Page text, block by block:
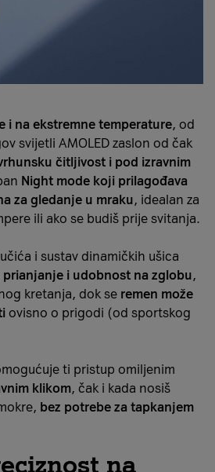
i na ekstremne temperature, od
svijetli AMOLED zaslon od čak
čitljivost i pod izravnim
Night mode koji prilagođava
za gledanje u mraku, idealan za
ili ako se budiš prije svitanja.
i sustav dinamičkih ušica
prianjanje i udobnost na zglobu,
kretanja, dok se remen može
ovisno o prigodi (od sportskog
ti pristup omiljenim
klikom, čak i kada nosiš
bez potrebe za tapkanjem
na